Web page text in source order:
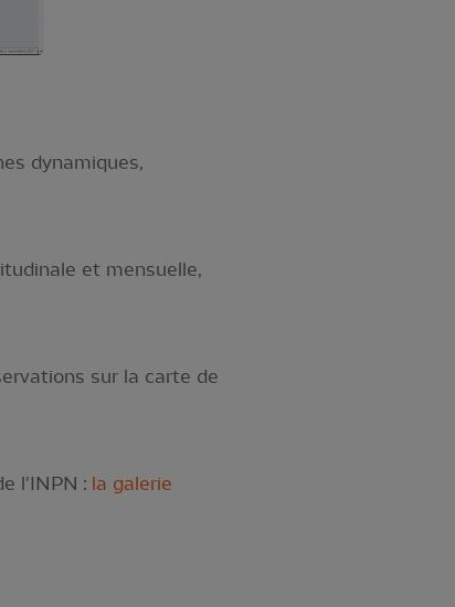
dynamiques,
et mensuelle,
sur la carte de
l'INPN : la galerie